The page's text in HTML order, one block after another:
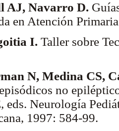
AJ, Navarro D.
en Atención
I. Taller sobre
N, Medina CS,
no
eds. Neurología
1997: 584-99.